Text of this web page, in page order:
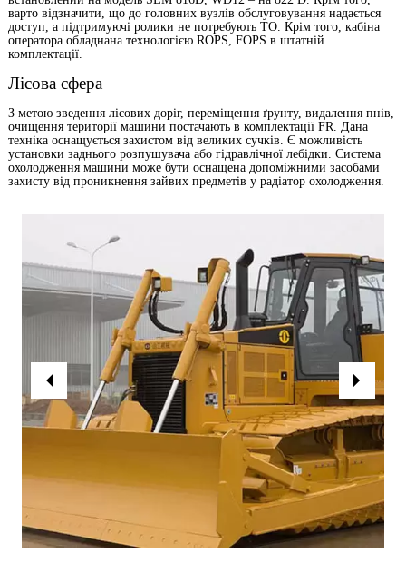
варто відзначити, що до головних вузлів обслуговування надається
доступ, а підтримуючі ролики не потребують ТО. Крім того, кабіна
оператора обладнана технологією ROPS, FOPS в штатній
комплектації.
Лісова сфера
З метою зведення лісових доріг, переміщення ґрунту, видалення пнів,
очищення території машини постачають в комплектації FR. Дана
техніка оснащується захистом від великих сучків. Є можливість
установки заднього розпушувача або гідравлічної лебідки. Система
охолодження машини може бути оснащена допоміжними засобами
захисту від проникнення зайвих предметів у радіатор охолодження.